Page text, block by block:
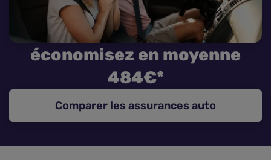
Assurance Habitation
Assurance de prêt
Prévoyance
Assurance Animaux
économisez en moyenne
484€*
Comparer les assurances auto